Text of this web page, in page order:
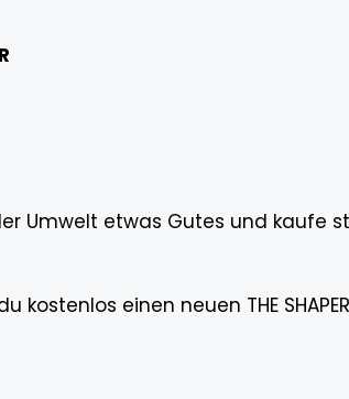
Umwelt etwas Gutes und
einen neuen THE